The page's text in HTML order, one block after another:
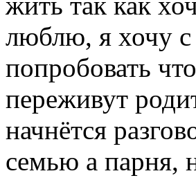
люблю, я хочу
попробовать
переживут
начнётся
семью а парня,